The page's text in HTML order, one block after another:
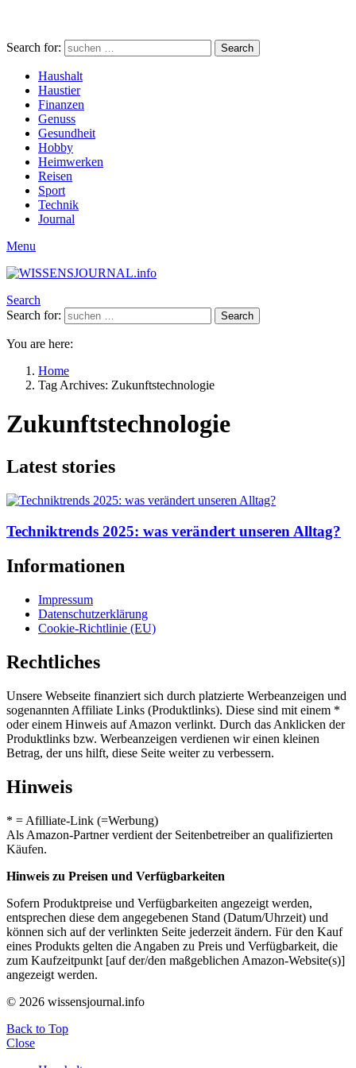
Search for: Search
Haushalt
Haustier
Finanzen
Genuss
Gesundheit
Hobby
Heimwerken
Reisen
Sport
Technik
Journal
Menu
Search
Search for:
Search
You are here:
Home
Tag Archives: Zukunftstechnologie
Zukunftstechnologie
Latest stories
Techniktrends 2025: was verändert unseren Alltag?
Informationen
Impressum
Datenschutzerklärung
Cookie-Richtlinie (EU)
Rechtliches
Unsere Webseite finanziert sich durch platzierte Werbeanzeigen und
sogenannten Affiliate Links (Produktlinks). Diese sind mit einem *
oder einem Hinweis auf Amazon verlinkt. Durch das Anklicken der
Produktlinks bzw. Werbeanzeigen verdienen wir einen kleinen
Betrag, der uns hilft, diese Seite weiter zu verbessern.
Hinweis
* = Afilliate-Link (=Werbung)
Als Amazon-Partner verdient der Seitenbetreiber an qualifizierten
Käufen.
Hinweis zu Preisen und Verfügbarkeiten
Sofern Produktpreise und Verfügbarkeiten angezeigt werden,
entsprechen diese dem angegebenen Stand (Datum/Uhrzeit) und
können sich auf der verlinkten Seite jederzeit ändern. Für den Kauf
eines Produkts gelten die Angaben zu Preis und Verfügbarkeit, die
zum Kaufzeitpunkt [auf der/den maßgeblichen Amazon-Website(s)]
angezeigt werden.
© 2026 wissensjournal.info
Back to Top
Close